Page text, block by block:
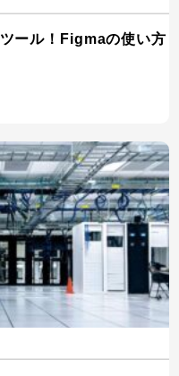
ール！Figmaの使い方